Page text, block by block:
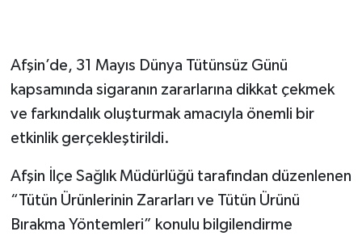
Afşin’de, 31 Mayıs Dünya Tütünsüz Günü
kapsamında sigaranın zararlarına dikkat çekmek
ve farkındalık oluşturmak amacıyla önemli bir
etkinlik gerçekleştirildi.
Afşin İlçe Sağlık Müdürlüğü tarafından düzenlenen
“Tütün Ürünlerinin Zararları ve Tütün Ürünü
Bırakma Yöntemleri” konulu bilgilendirme